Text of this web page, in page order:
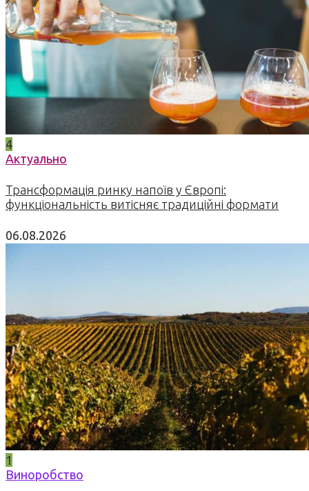
4
Актуально
Трансформація ринку напоїв у Європі:
функціональність витісняє традиційні формати
06.08.2026
1
Виноробство